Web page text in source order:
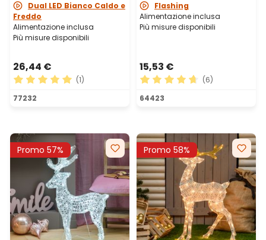
Dual LED Bianco Caldo e
Freddo
Alimentazione inclusa
Più misure disponibili
26,44 €
Valutazione media di 5 su 5 stelle
(1)
77232
Flashing
Alimentazione inclusa
Più misure disponibili
15,53 €
Valutazione media di 4.83
(6)
64423
Promo 57% Promo 58%